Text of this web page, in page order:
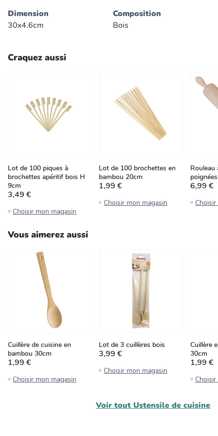
Dimension
30x4.6cm
Composition
Bois
Craquez aussi
Lot de 100 piques à
brochettes apéritif bois H
9cm
3,49 €
Choisir mon magasin
Lot de 100 brochettes en
bambou 20cm
1,99 €
Choisir mon magasin
Rouleau
6,99 €
Vous aimerez aussi
Cuillère de cuisine en
bambou 30cm
1,99 €
Choisir mon magasin
Lot de 3 cuillères bois
3,99 €
Choisir mon magasin
Cuillère
30cm
1,99 €
Voir tout Ustensile de cuisine